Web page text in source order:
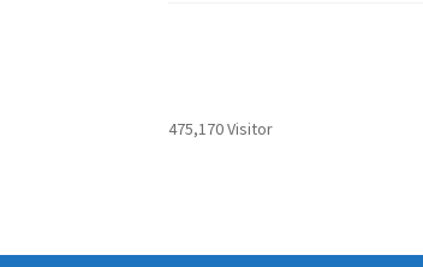
475,170 Visitor